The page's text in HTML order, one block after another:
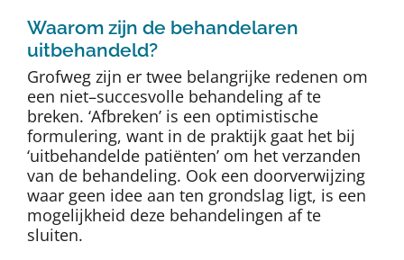
Waarom zijn de behandelaren
uitbehandeld?
Grofweg zijn er twee belangrijke redenen om
een niet–succesvolle behandeling af te
breken. ‘Afbreken’ is een optimistische
formulering, want in de praktijk gaat het bij
‘uitbehandelde patiënten’ om het verzanden
van de behandeling. Ook een doorverwijzing
waar geen idee aan ten grondslag ligt, is een
mogelijkheid deze behandelingen af te
sluiten.